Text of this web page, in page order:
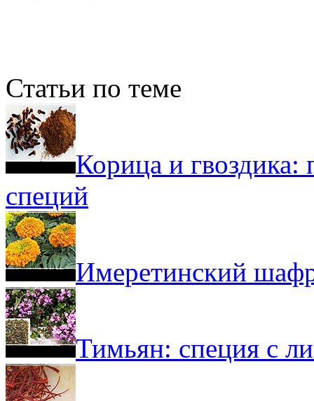
Статьи по теме
Корица и гвоздика:
специй
Имеретинский
Тимьян: специя с